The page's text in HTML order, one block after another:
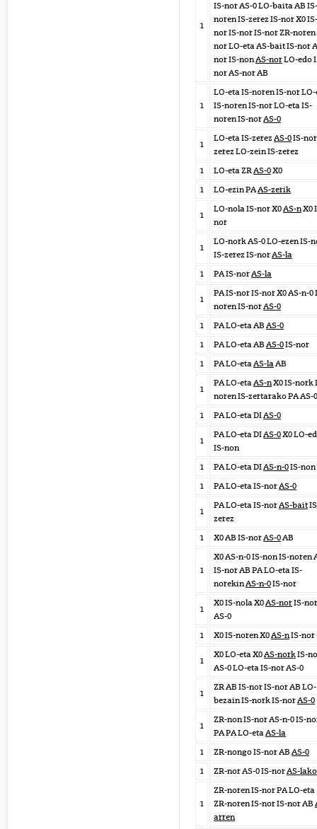
1
IS-nor AS-0 LO-baita AB IS-
noren IS-zerez IS-nor X0 IS-
nor IS-nor IS-nor ZR-noren
nor LO-eta AS-bait IS-nor
nor IS-nonAS-norLO-edo
nor AS-nor AB
1
LO-eta IS-noren IS-nor
IS-noren IS-nor LO-eta IS-
noren IS-norAS-0
1
LO-eta IS-zerez AS-0IS-
zerez LO-zein IS-zerez
1
LO-eta ZRAS-0X0
1
LO-ezin PAAS-zerik
1
LO-nola IS-nor X0AS-nX0
nor
1
LO-nork AS-0 LO-ezen IS-
IS-zerez IS-norAS-la
1
PA IS-norAS-la
1
PA IS-nor IS-nor X0 AS-n-0
noren IS-norAS-0
1
PA LO-eta AB AS-0
1
PA LO-eta AB AS-0IS-nor
1
PA LO-etaAS-laAB
1
PA LO-etaAS-nX0 IS-nork
noren IS-zertarako PA AS-0
1
PA LO-eta DIAS-0
1
PA LO-eta DIAS-0X0 LO-
IS-non
1
PA LO-eta DIAS-n-0IS-non
1
PA LO-eta IS-norAS-0
1
PA LO-eta IS-norAS-bait
zerez
1
X0 AB IS-norAS-0AB
1
X0 AS-n-0 IS-non IS-noren
IS-nor AB PA LO-eta IS-
norekinAS-n-0IS-nor
1
X0 IS-nola X0AS-norIS-nor
AS-0
1
X0 IS-noren X0AS-nIS-nor
1
X0 LO-eta X0AS-norkIS-
AS-0 LO-eta IS-nor AS-0
1
ZR AB IS-nor IS-nor AB LO-
bezain IS-nork IS-norAS-0
1
ZR-non IS-nor AS-n-0 IS-
PA PA LO-etaAS-la
1
ZR-nongo IS-nor AB AS-0
1
ZR-nor AS-0 IS-norAS-lako
1
ZR-noren IS-nor PA LO-eta
ZR-noren IS-nor IS-nor AB
arren